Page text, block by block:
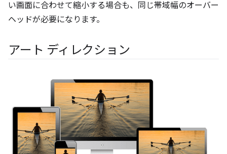
い画面に合わせて縮小する場合も、同じ帯域幅のオーバー
ヘッドが必要になります。
アート ディレクション